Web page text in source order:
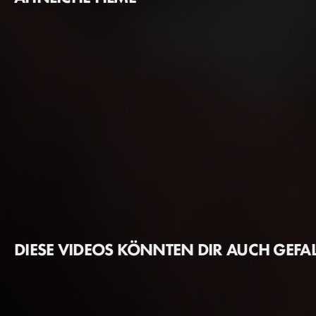
DIESE VIDEOS KÖNNTEN DIR AUCH